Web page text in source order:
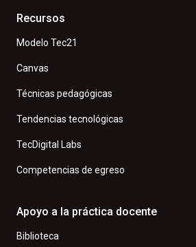
Recursos
Modelo Tec21
Canvas
Técnicas pedagógicas
Tendencias tecnológicas
TecDigital Labs
Competencias de egreso
Apoyo a la práctica docente
Biblioteca